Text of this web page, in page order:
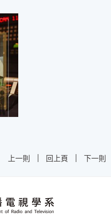
上一則 | 回上頁 | 下一則